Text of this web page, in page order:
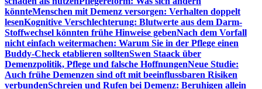
könnteMenschen mit Demenz versorgen: Verhalten doppelt
lesenKognitive Verschlechterung: Blutwerte aus dem Darm-
Stoffwechsel könnten frühe Hinweise gebenNach dem Vorfall
nicht einfach weitermachen: Warum Sie in der Pflege einen
Buddy-Check etablieren solltenSwen Staack über
Demenzpolitik, Pflege und falsche HoffnungenNeue Studie:
Auch frühe Demenzen sind oft mit beeinflussbaren Risiken
verbundenSchreien und Rufen bei Demenz: Beruhigen allein